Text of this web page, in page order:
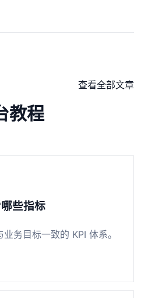
教程
查看全部文章
些指标
务目标一致的 KPI 体系。